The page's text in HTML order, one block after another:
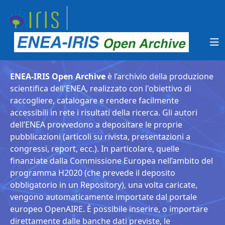
ENEA-IRIS Open Archive è l’archivio della produzione
scientifica dell'ENEA, realizzato con l'obiettivo di
raccogliere, catalogare e rendere facilmente
accessibili in rete i risultati della ricerca. Gli autori
dell’ENEA provvedono a depositare le proprie
pubblicazioni (articoli su rivista, presentazioni a
congressi, report, ecc.). In particolare, quelle
finanziate dalla Commissione Europea nell’ambito del
programma H2020 (che prevede il deposito
obbligatorio in un Repository), una volta caricate,
vengono automaticamente importate dal portale
europeo OpenAIRE. È possibile inserire, o importare
direttamente dalle banche dati previste, le